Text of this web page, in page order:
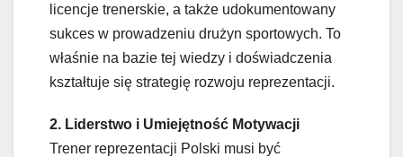
licencje trenerskie, a także udokumentowany
sukces w prowadzeniu drużyn sportowych. To
właśnie na bazie tej wiedzy i doświadczenia
kształtuje się strategię rozwoju reprezentacji.
2. Liderstwo i Umiejętność Motywacji
Trener reprezentacji Polski musi być